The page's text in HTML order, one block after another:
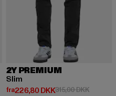
314,00 DKK
2Y PREMIUM
Slim
fra226,80 DKK
Nuværende pris: Fra 226,80
315,00 DKK